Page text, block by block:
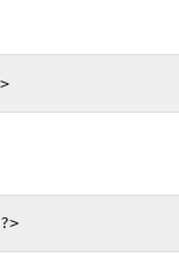
<?= $this->Form->create($product, ['type' => 'file']) ?>
<?= $this->Form->control('photo', ['type' => 'file']); ?>